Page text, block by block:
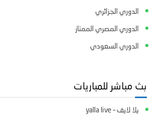
الدوري الجزائري
الدوري المصري الممتاز
الدوري السعودي
بث مباشر للمباريات
يلا لايف – yalla live